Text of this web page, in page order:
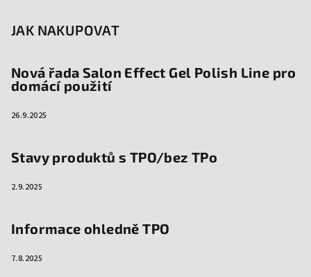
JAK NAKUPOVAT
Nová řada Salon Effect Gel Polish Line pro
domácí použití
26.9.2025
Stavy produktů s TPO/bez TPo
2.9.2025
Informace ohledně TPO
7.8.2025